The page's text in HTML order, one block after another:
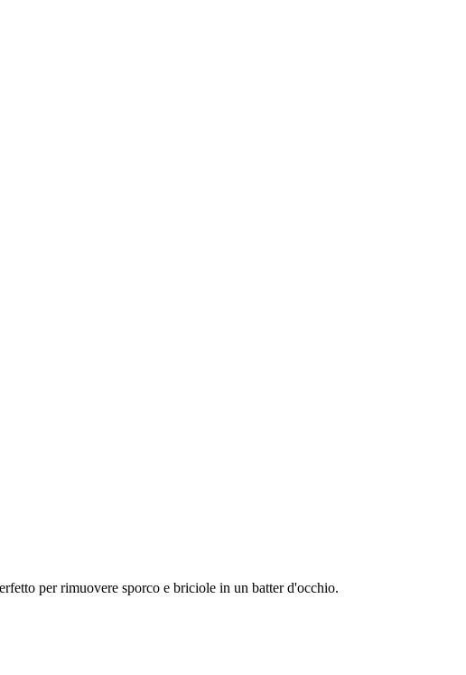
per rimuovere sporco e briciole in un batter d'occhio.